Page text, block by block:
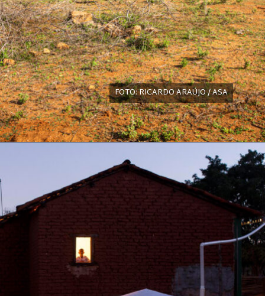
FOTO: RICARDO ARAÚJO / ASA
FOTO: RICARDO ARAÚJO / ASA